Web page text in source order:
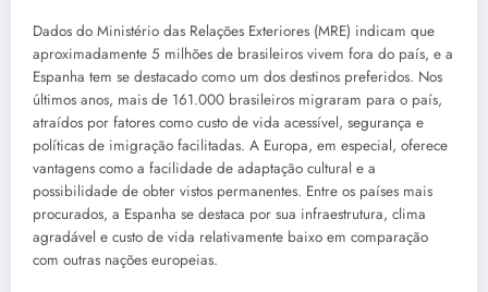
Dados do Ministério das Relações Exteriores (MRE) indicam que
aproximadamente 5 milhões de brasileiros vivem fora do país, e a
Espanha tem se destacado como um dos destinos preferidos. Nos
últimos anos, mais de 161.000 brasileiros migraram para o país,
atraídos por fatores como custo de vida acessível, segurança e
políticas de imigração facilitadas. A Europa, em especial, oferece
vantagens como a facilidade de adaptação cultural e a
possibilidade de obter vistos permanentes. Entre os países mais
procurados, a Espanha se destaca por sua infraestrutura, clima
agradável e custo de vida relativamente baixo em comparação
com outras nações europeias.